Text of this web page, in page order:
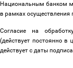
Национальным банком
в рамках осуществления
Согласие на
(действует постоянно в
действует с даты